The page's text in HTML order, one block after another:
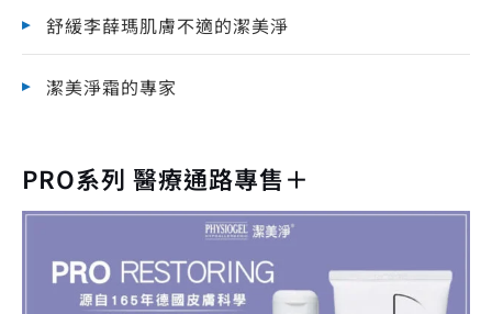
舒緩李薛瑪肌膚不適的潔美淨
潔美淨霜的專家
PRO系列 醫療通路專售＋